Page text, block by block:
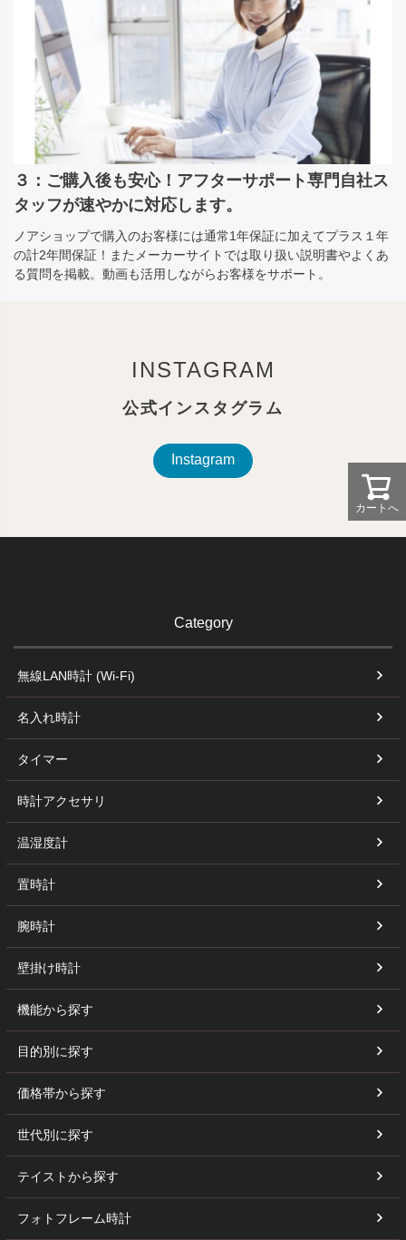
カートへ
３：ご購入後も安心！アフターサポート専門自社ス
タッフが速やかに対応します。
ノアショップで購入のお客様には通常1年保証に加えてプラス１年
の計2年間保証！またメーカーサイトでは取り扱い説明書やよくあ
る質問を掲載。動画も活用しながらお客様をサポート。
INSTAGRAM
公式インスタグラム
Instagram
Category
無線LAN時計 (Wi-Fi)
名入れ時計
タイマー
時計アクセサリ
温湿度計
置時計
腕時計
壁掛け時計
機能から探す
目的別に探す
価格帯から探す
世代別に探す
テイストから探す
フォトフレーム時計